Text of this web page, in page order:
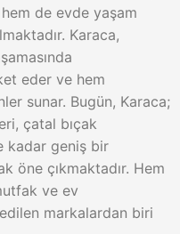
de evde yaşam
Karaca,
eder ve hem
sunar. Bugün, Karaca;
çatal bıçak
kadar geniş bir
öne çıkmaktadır. Hem
ve ev
markalardan biri